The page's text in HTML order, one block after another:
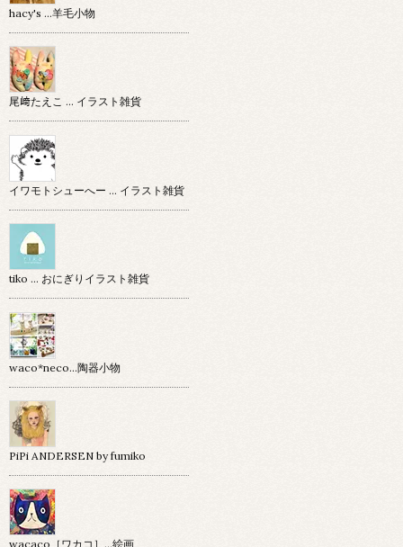
hacy's …羊毛小物
尾﨑たえこ … イラスト雑貨
イワモトシューへー … イラスト雑貨
tiko … おにぎりイラスト雑貨
waco*neco...陶器小物
PiPi ANDERSEN by fumiko
wacaco［ワカコ］…絵画